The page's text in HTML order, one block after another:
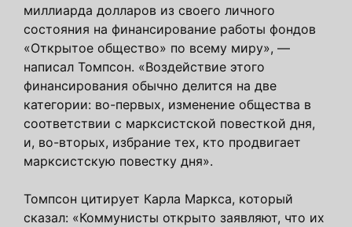
миллиарда долларов из своего личного
состояния на финансирование работы фондов
«Открытое общество» по всему миру», —
написал Томпсон. «Воздействие этого
финансирования обычно делится на две
категории: во-первых, изменение общества в
соответствии с марксистской повесткой дня,
и, во-вторых, избрание тех, кто продвигает
марксистскую повестку дня».
Томпсон цитирует Карла Маркса, который
сказал: «Коммунисты открыто заявляют, что их